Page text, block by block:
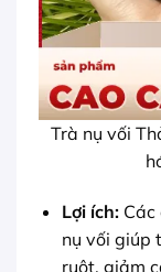
Trà nụ vối
Lợi ích:Các
nụ vối giúp
ruột, giảm